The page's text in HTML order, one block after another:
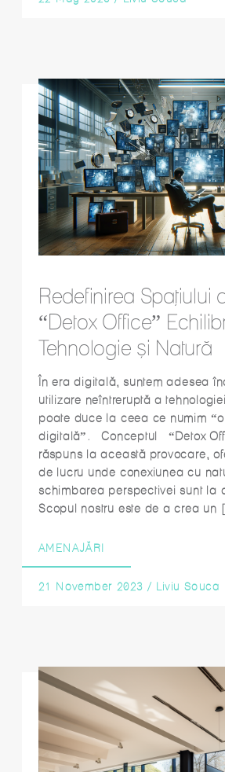
Redefinirea Spațiului
“Detox Office”
Tehnologie și Natură
În era digitală, suntem adesea
utilizare neîntreruptă a
poate duce la ceea ce numim
digitală”. Conceptul “Detox
răspuns la această provocare,
de lucru unde conexiunea cu
schimbarea perspectivei sunt la
Scopul nostru este de a crea
AMENAJĂRI
21 November 2023 / Liviu Souca